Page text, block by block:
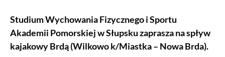
Studium Wychowania Fizycznego i Sportu
Akademii Pomorskiej w Słupsku zaprasza na spływ
kajakowy Brdą (Wilkowo k/Miastka – Nowa Brda).